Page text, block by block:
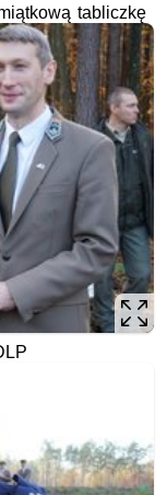
tabliczkę